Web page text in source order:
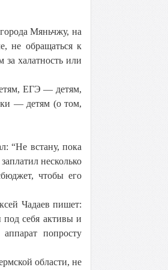
Мяньчжу, на
не обращаться к
халатность или
ЕГЭ — детям,
— детям (о том,
“Не встану, пока
несколько
чтобы его
Чадаев пишет:
себя активы и
попросту
области, не